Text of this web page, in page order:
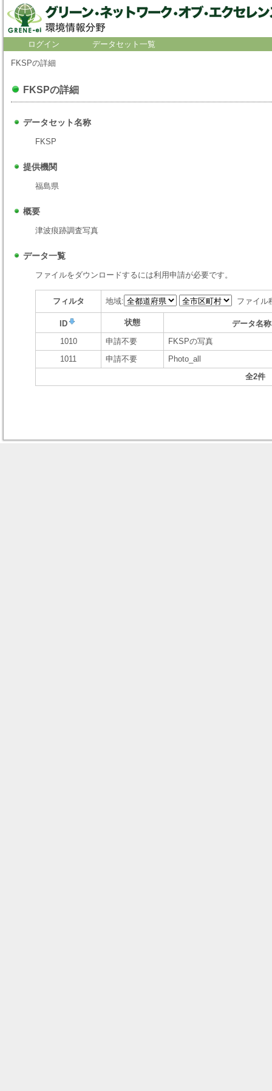
ログイン データセット一覧
FKSPの詳細
FKSPの詳細
データセット名称
FKSP
提供機関
福島県
概要
津波痕跡調査写真
データ一覧
ファイルをダウンロードするには利用申請が必要です。
フィルタ 地域: ファイル
ID 状態 データ名称
全2件
1010 申請不要
FKSPの写真
1011
申請不要 Photo_all